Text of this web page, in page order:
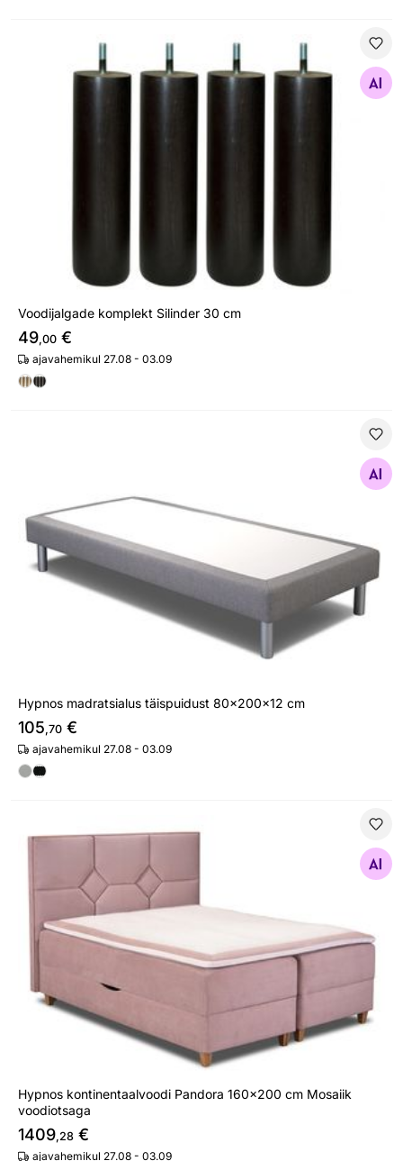
Voodijalgade komplekt Silinder 30 cm
Otsi sarnaseid
Voodijalgade komplekt Silinder 30 cm
49,00 €
ajavahemikul 27.08 - 03.09
Hypnos madratsialus täispuidust 80x200x12 cm
105,70 €
ajavahemikul 27.08 - 03.09
Hypnos kontinentaalvoodi Pandora 160x200 cm
Hypnos kontinentaalvoodi Pandora 160x200 cm Mosaiik
voodiotsaga
1409,28 €
ajavahemikul 27.08 - 03.09